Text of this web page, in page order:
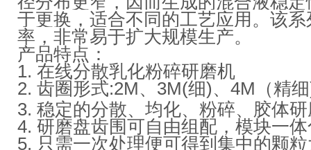
于更换，适合不同的工艺应用。该
率，非常易于扩大规模生产。
产品特点 ：
1. 在线分散乳化粉碎研磨机
2. 齿圈形式:2M、 3M(细)、 4M （精
3. 稳定的分散、均化、粉碎、胶体
4. 研磨盘齿围可自由组配，模块一
5. 只需一次处理便可得到集中的颗